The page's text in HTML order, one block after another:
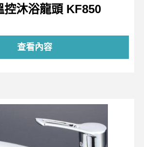
控沐浴龍頭 KF850
查看內容